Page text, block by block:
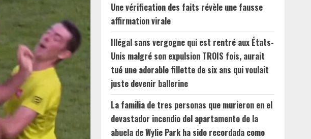
Une vérification des faits révèle une fausse
affirmation virale
Illégal sans vergogne qui est rentré aux États-
Unis malgré son expulsion TROIS fois, aurait
tué une adorable fillette de six ans qui voulait
juste devenir ballerine
La familia de tres personas que murieron en el
devastador incendio del apartamento de la
abuela de Wylie Park ha sido recordada como